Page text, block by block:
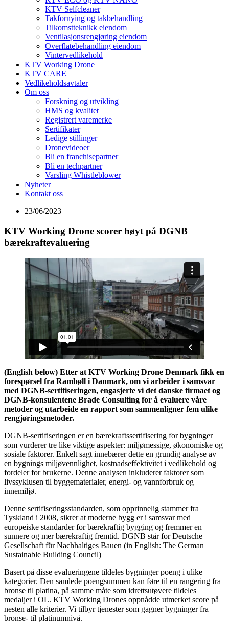
KTV Selfcleaner
Takfornying og takbehandling
Tilkomstteknikk eiendom
Ventilasjonsrengjøring eiendom
Overflatebehandling eiendom
Vintervedlikehold
KTV Working Drone
KTV CARE
Vedlikeholdsavtaler
Om oss
Forskning og utvikling
HMS og kvalitet
Registrert varemerke
Sertifikater
Ledige stillinger
Dronevideoer
Bli en franchisepartner
Bli en techpartner
Varsling Whistleblower
Nyheter
Kontakt oss
23/06/2023
KTV Working Drone scorer høyt på DGNB
bærekraftevaluering
(English below) Etter at KTV Working Drone Denmark fikk en
forespørsel fra Rambøll i Danmark, om vi arbeider i samsvar
med DGNB-sertifiseringen, engasjerte vi det danske firmaet og
DGNB-konsulentene Brade Consulting for å evaluere våre
metoder og utarbeide en rapport som sammenligner fem ulike
rengjøringsmetoder.
DGNB-sertifiseringen er en bærekraftssertifisering for bygninger
som vurderer tre like viktige aspekter: miljømessige, økonomiske og
sosiale faktorer. Enkelt sagt innebærer dette en grundig analyse av
en bygnings miljøvennlighet, kostnadseffektivitet i vedlikehold og
fordeler for brukerne. Denne analysen inkluderer faktorer som
livssyklusen til byggematerialer, energi- og vannforbruk og
innemiljø.
Denne sertifiseringsstandarden, som opprinnelig stammer fra
Tyskland i 2008, sikrer at moderne bygg er i samsvar med
europeiske standarder for bærekraftig bygging og fremmer en
sunnere og mer bærekraftig fremtid. DGNB står for Deutsche
Gesellschaft für Nachhaltiges Bauen (in English: The German
Sustainable Building Council)
Basert på disse evalueringene tildeles bygninger poeng i ulike
kategorier. Den samlede poengsummen kan føre til en rangering fra
bronse til platina, på samme måte som idrettsutøvere tildeles
medaljer i OL. KTV Working Drones oppnådde utmerket score på
nesten alle kriterier. Vi tilbyr tjenester som gagner bygninger fra
bronse- til platinumnivå.